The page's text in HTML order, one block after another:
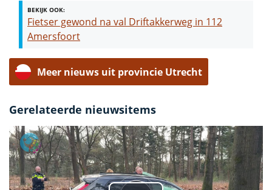
BEKIJK OOK:
Fietser gewond na val Driftakkerweg in 112
Amersfoort
Meer nieuws uit provincie Utrecht
Gerelateerde nieuwsitems